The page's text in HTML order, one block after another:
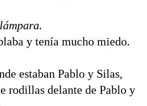
y tenía mucho miedo.
estaban Pablo y Silas,
rodillas delante de Pablo y